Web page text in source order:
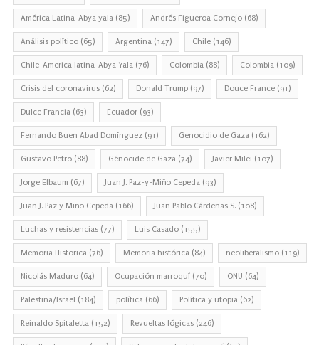
América Latina-Abya yala (85) Andrés Figueroa Cornejo (68)
Análisis político (65) Argentina (147) Chile (146)
Chile-America latina-Abya Yala (76) Colombia (88) Colombia (109)
Crisis del coronavirus (62) Donald Trump (97) Douce France (91)
Dulce Francia (63) Ecuador (93)
Fernando Buen Abad Domínguez (91) Genocidio de Gaza (162)
Gustavo Petro (88) Génocide de Gaza (74) Javier Milei (107)
Jorge Elbaum (67) Juan J. Paz-y-Miño Cepeda (93)
Juan J. Paz y Miño Cepeda (166) Juan Pablo Cárdenas S. (108)
Luchas y resistencias (77) Luis Casado (155)
Memoria Historica (76) Memoria histórica (84) neoliberalismo (119)
Nicolás Maduro (64) Ocupación marroquí (70) ONU (64)
Palestina/Israel (184) política (66) Política y utopia (62)
Reinaldo Spitaletta (152) Revueltas lógicas (246)